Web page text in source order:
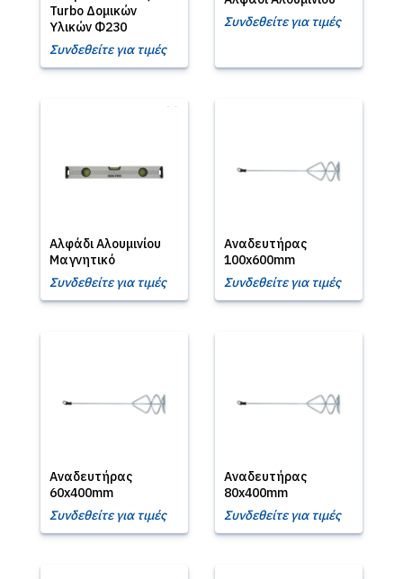
Turbo Δομικών
Υλικών Φ230
Συνδεθείτε για τιμές
Συνδεθείτε για τιμές
Αλφάδι Αλουμινίου
Μαγνητικό
Συνδεθείτε για τιμές
Αναδευτήρας
100x600mm
Συνδεθείτε για τιμές
Αναδευτήρας
60x400mm
Συνδεθείτε για τιμές
Αναδευτήρας
80x400mm
Συνδεθείτε για τιμές